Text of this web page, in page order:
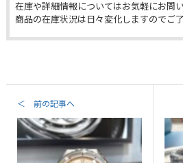
在庫や詳細情報についてはお気軽にお問
商品の在庫状況は日々変化しますのでご
＜ 前の記事へ